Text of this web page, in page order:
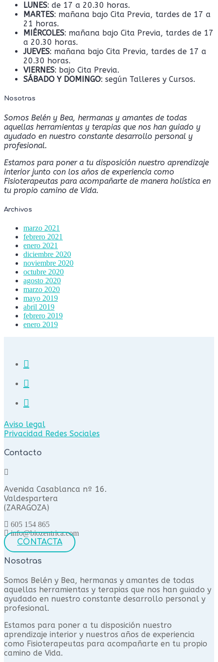
LUNES: de 17 a 20.30 horas.
MARTES: mañana bajo Cita Previa, tardes de 17 a
21 horas.
MIÉRCOLES: mañana bajo Cita Previa, tardes de 17
a 20.30 horas.
JUEVES: mañana bajo Cita Previa, tardes de 17 a
20.30 horas.
VIERNES: bajo Cita Previa.
SÁBADO Y DOMINGO: según Talleres y Cursos.
Nosotras
Somos Belén y Bea, hermanas y amantes de todas
aquellas herramientas y terapias que nos han guiado y
ayudado en nuestro constante desarrollo personal y
profesional.
Estamos para poner a tu disposición nuestro aprendizaje
interior junto con los años de experiencia como
Fisioterapeutas para acompañarte de manera holística en
tu propio camino de Vida.
Archivos
marzo 2021
febrero 2021
enero 2021
diciembre 2020
noviembre 2020
octubre 2020
agosto 2020
marzo 2020
mayo 2019
abril 2019
febrero 2019
enero 2019
Aviso legal
Privacidad Redes Sociales
Contacto
Avenida Casablanca nº 16.
Valdespartera
(ZARAGOZA)
605 154 865
info@biozentrica.com
CONTACTA
Nosotras
Somos Belén y Bea, hermanas y amantes de todas
aquellas herramientas y terapias que nos han guiado y
ayudado en nuestro constante desarrollo personal y
profesional.
Estamos para poner a tu disposición nuestro
aprendizaje interior y nuestros años de experiencia
como Fisioterapeutas para acompañarte en tu propio
camino de Vida.